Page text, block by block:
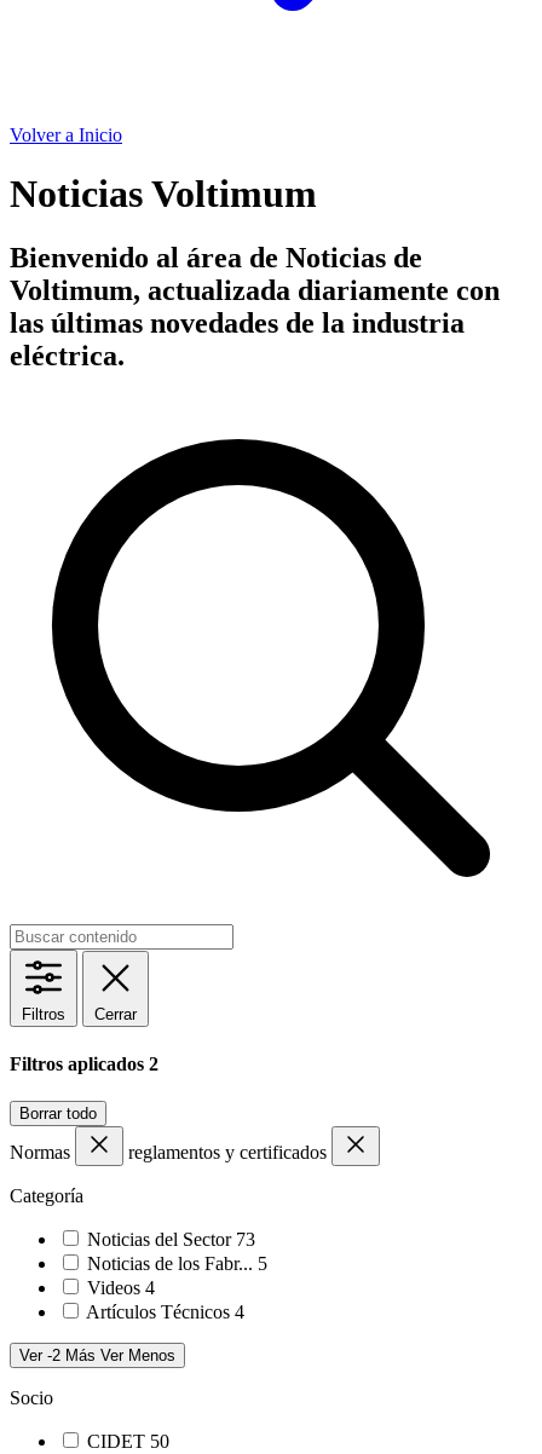
Volver a Inicio
Noticias Voltimum
Bienvenido al área de Noticias de
Voltimum, actualizada diariamente con
las últimas novedades de la industria
eléctrica.
Filtros Cerrar
Filtros aplicados 2
Borrar todo
Normas reglamentos y certificados
Categoría
Noticias del Sector 73
Noticias de los Fabr... 5
Videos 4
Artículos Técnicos 4
Ver -2 Más Ver Menos
Socio
CIDET 50